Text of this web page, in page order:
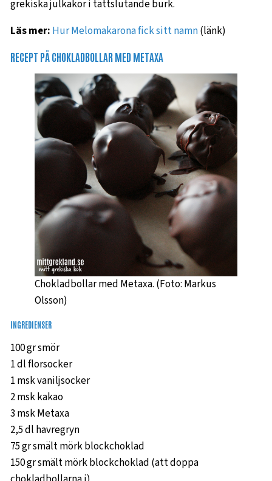
grekiska julkakor i tättslutande burk.
Läs mer: Hur Melomakarona fick sitt namn(länk)
RECEPT PÅ CHOKLADBOLLAR MED METAXA
Chokladbollar med Metaxa. (Foto: Markus
Olsson)
INGREDIENSER
100 gr smör
1 dl florsocker
1 msk vaniljsocker
2 msk kakao
3 msk Metaxa
2,5 dl havregryn
75 gr smält mörk blockchoklad
150 gr smält mörk blockchoklad (att doppa